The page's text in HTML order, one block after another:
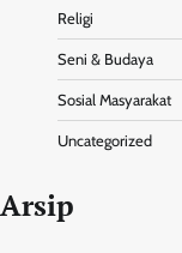
Religi
Seni & Budaya
Sosial Masyarakat
Uncategorized
Arsip